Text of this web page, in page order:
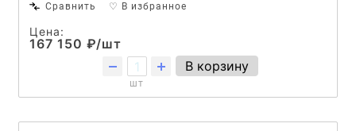
Сравнить ♡ В избранное
Цена:
167 150 ₽/шт
шт
В корзину